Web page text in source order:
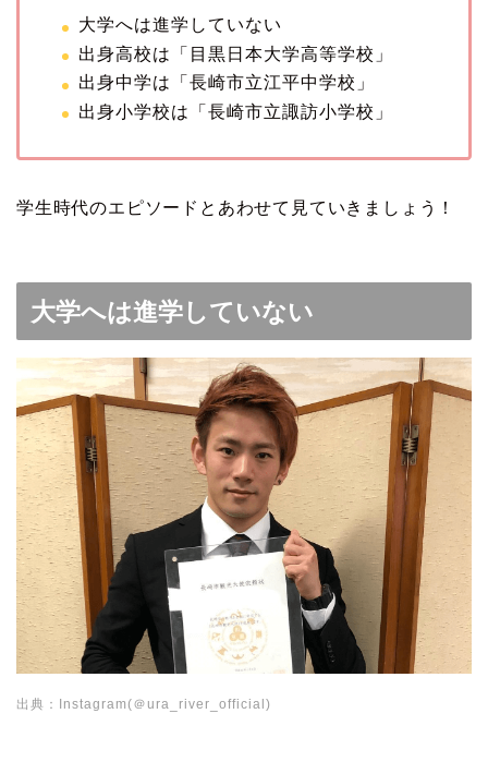
大学へは進学していない
出身高校は「目黒日本大学高等学校」
出身中学は「長崎市立江平中学校」
出身小学校は「長崎市立諏訪小学校」
学生時代のエピソードとあわせて見ていきましょう！
大学へは進学していない
出典：Instagram(＠ura_river_official)